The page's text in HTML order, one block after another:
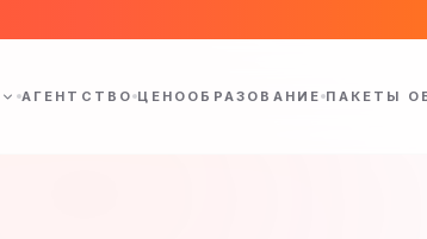
АГЕНТСТВО ЦЕНООБРАЗОВАНИЕ ПАКЕТЫ